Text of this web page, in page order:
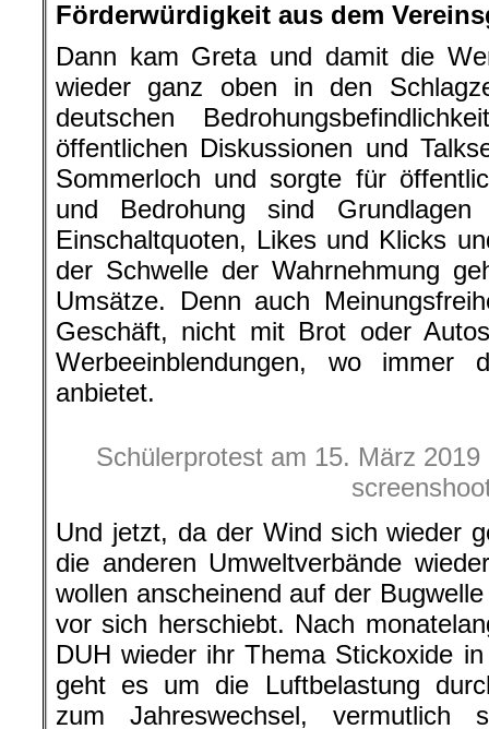
Förderwürdigkeit aus dem
Dann kam Greta und damit die
wieder ganz oben in den
deutschen
öffentlichen Diskussionen und
Sommerloch und sorgte für
und Bedrohung sind
Einschaltquoten, Likes und Klicks
der Schwelle der Wahrnehmung
Umsätze. Denn auch
Geschäft, nicht mit Brot oder
Werbeeinblendungen, wo
anbietet.
Schülerprotest am 15. März
Und jetzt, da der Wind sich wieder
die anderen Umweltverbände
wollen anscheinend auf der
vor sich herschiebt. Nach
DUH wieder ihr Thema Stickoxide
geht es um die Luftbelastung
zum Jahreswechsel, vermutlich